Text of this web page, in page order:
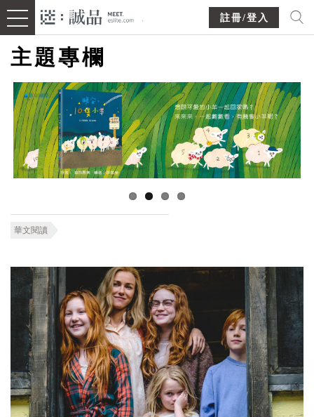
註冊/登入
主題專欄
華文閱讀